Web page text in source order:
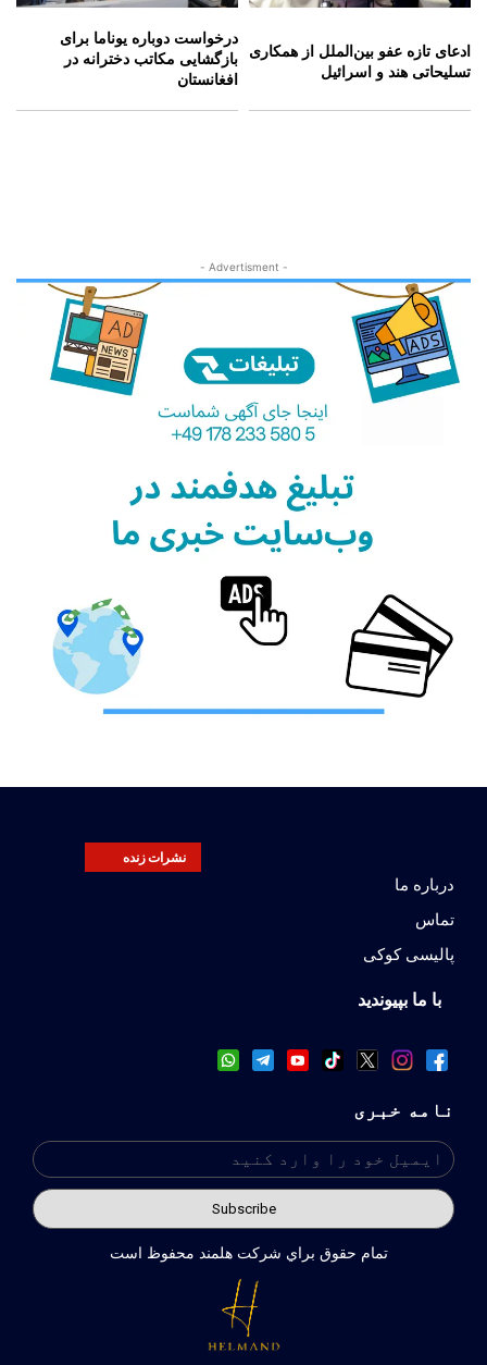
ادعای تازه عفو بین‌الملل از همکاری
تسلیحاتی هند و اسرائیل
درخواست دوباره یوناما برای
بازگشایی مکاتب دخترانه در
افغانستان
- Advertisment -
نشرات زنده
درباره ما
تماس
پالیسی کوکی
با ما بپیوندید
نامه خبری
تمام حقوق براي شركت هلمند محفوظ است